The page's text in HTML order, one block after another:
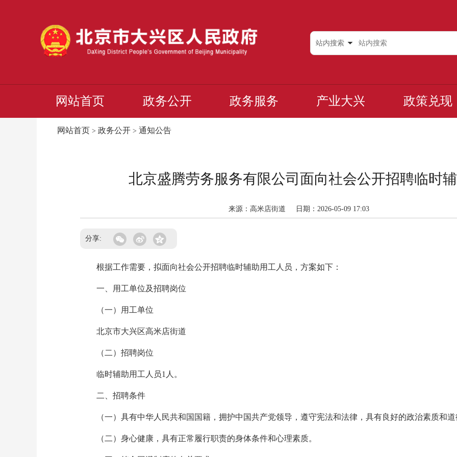
站内搜索
网站首页 政务公开 政务服务 产业大兴 政策兑现
网站首页 > 政务公开 > 通知公告
北京盛腾劳务服务有限公司面向社会公开招聘临时
来源：高米店街道 日期：2026-05-09 17:03
分享:
根据工作需要，拟面向社会公开招聘临时辅助用工人员，方案如下：
一、用工单位及招聘岗位
（一）用工单位
北京市大兴区高米店街道
（二）招聘岗位
临时辅助用工人员1人。
二、招聘条件
（一）具有中华人民共和国国籍，拥护中国共产党领导，遵守宪法和法律，具有良好的政治素质和道
（二）身心健康，具有正常履行职责的身体条件和心理素质。